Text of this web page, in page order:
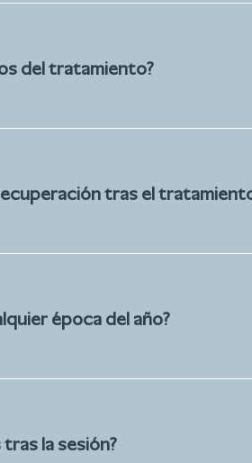
del tratamiento?
tras el
época del año?
la sesión?